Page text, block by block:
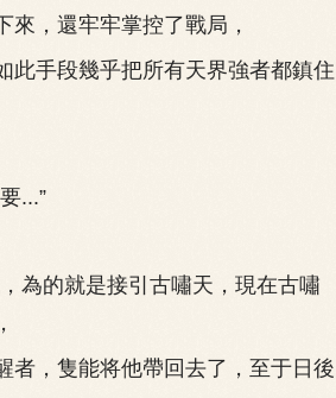
，還牢牢掌控了戰局，
手段幾乎把所有天界強者都鎮住
...”
的就是接引古嘯天，現在古嘯
，隻能将他帶回去了，至于日後